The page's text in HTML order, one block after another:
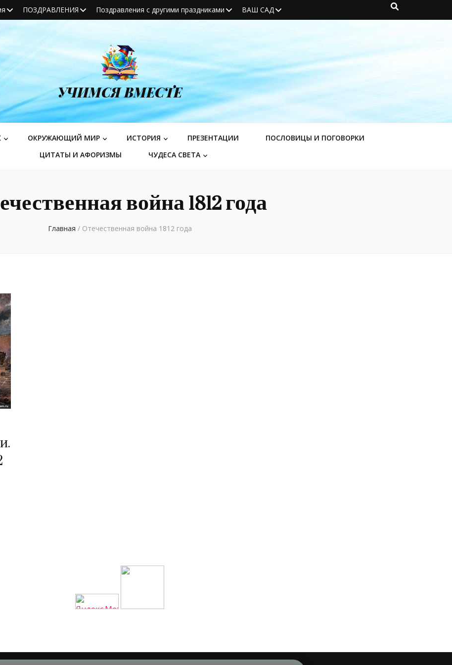
ПОЗДРАВЛЕНИЯ Поздравления с другими праздниками ВАШ САД
УЧИМСЯ ВМЕСТЕ
ОКРУЖАЮЩИЙ МИР ИСТОРИЯ ПРЕЗЕНТАЦИИ
ПОСЛОВИЦЫ И ПОГОВОРКИ
ЦИТАТЫ И АФОРИЗМЫ
ЧУДЕСА СВЕТА
война 1812 года
Главная / Отечественная война 1812 года